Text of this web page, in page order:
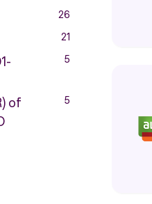
26
21
5
of
5